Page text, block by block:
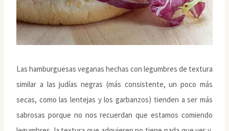
Las hamburguesas veganas hechas con legumbres de textura
similar a las judías negras (más consistente, un poco más
secas, como las lentejas y los garbanzos) tienden a ser más
sabrosas porque no nos recuerdan que estamos comiendo